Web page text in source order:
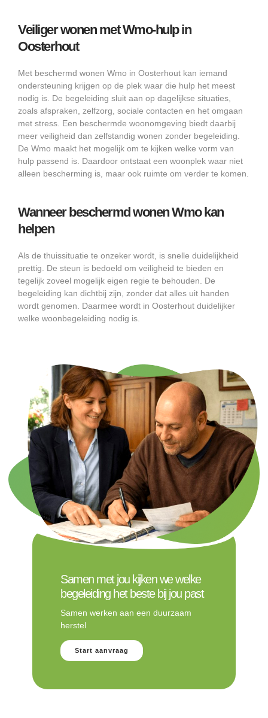
Veiliger wonen met Wmo-hulp in
Oosterhout
Met beschermd wonen Wmo in Oosterhout kan iemand
ondersteuning krijgen op de plek waar die hulp het meest
nodig is. De begeleiding sluit aan op dagelijkse situaties,
zoals afspraken, zelfzorg, sociale contacten en het omgaan
met stress. Een beschermde woonomgeving biedt daarbij
meer veiligheid dan zelfstandig wonen zonder begeleiding.
De Wmo maakt het mogelijk om te kijken welke vorm van
hulp passend is. Daardoor ontstaat een woonplek waar niet
alleen bescherming is, maar ook ruimte om verder te komen.
Wanneer beschermd wonen Wmo kan
helpen
Als de thuissituatie te onzeker wordt, is snelle duidelijkheid
prettig. De steun is bedoeld om veiligheid te bieden en
tegelijk zoveel mogelijk eigen regie te behouden. De
begeleiding kan dichtbij zijn, zonder dat alles uit handen
wordt genomen. Daarmee wordt in Oosterhout duidelijker
welke woonbegeleiding nodig is.
Samen met jou kijken we welke
begeleiding het beste bij jou past
Samen werken aan een duurzaam
herstel
Start aanvraag